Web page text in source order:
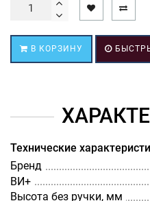
В КОРЗИНУ
Технические
Бренд
ВИ+
Высота без ручки, мм